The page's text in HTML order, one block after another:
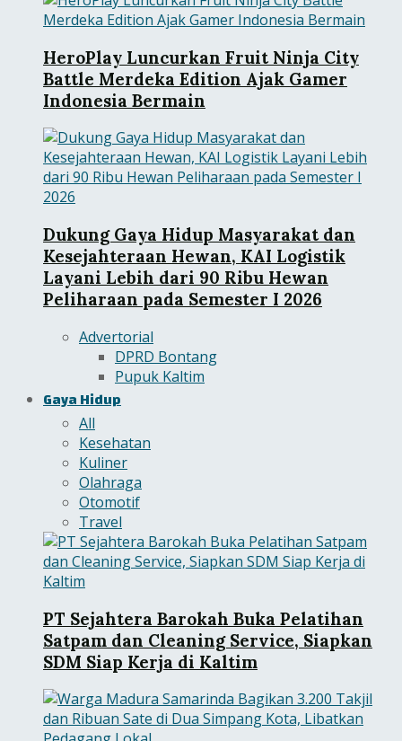
HeroPlay Luncurkan Fruit Ninja City
Battle Merdeka Edition Ajak Gamer
Indonesia Bermain
Dukung Gaya Hidup Masyarakat dan
Kesejahteraan Hewan, KAI Logistik
Layani Lebih dari 90 Ribu Hewan
Peliharaan pada Semester I 2026
Advertorial
DPRD Bontang
Pupuk Kaltim
Gaya Hidup
All
Kesehatan
Kuliner
Olahraga
Otomotif
Travel
PT Sejahtera Barokah Buka Pelatihan
Satpam dan Cleaning Service, Siapkan
SDM Siap Kerja di Kaltim